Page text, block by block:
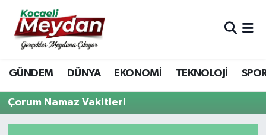
GÜNDEM DÜNYA EKONOMİ TEKNOLOJİ
Çorum Namaz Vakitleri
Nöbetçi Eczaneler
Hava Durumu
Trafik Durumu